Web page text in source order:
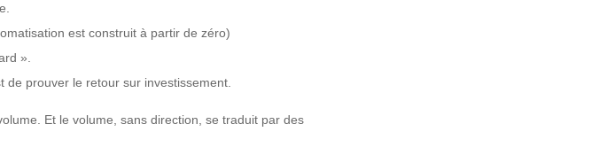
est construit à partir de zéro)
».
prouver le retour sur investissement.
Et le volume, sans direction, se traduit par des